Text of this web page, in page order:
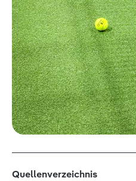
Quellenverzeichnis